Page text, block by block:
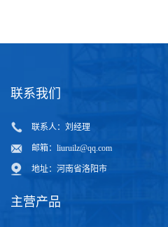
联系我们
联系人：刘经理
邮箱： liuruilz@qq.com
地址：河南省洛阳市
主营产品